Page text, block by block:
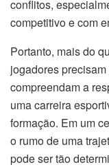
conflitos,
competitivo e com
Portanto, mais do
jogadores
compreendam a
uma carreira
formação. Em um
o rumo de uma
pode ser tão